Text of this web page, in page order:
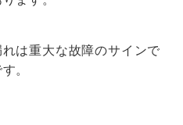
は重大な故障のサインで
。